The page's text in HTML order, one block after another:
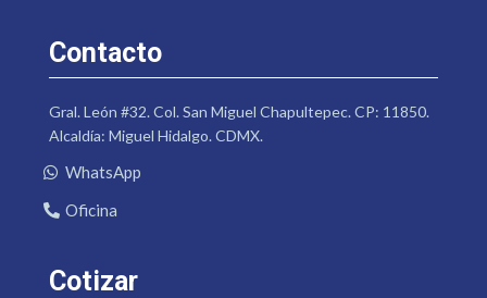
Contacto
Gral. León #32. Col. San Miguel Chapultepec. CP: 11850.
Alcaldía: Miguel Hidalgo. CDMX.
WhatsApp
Oficina
Cotizar